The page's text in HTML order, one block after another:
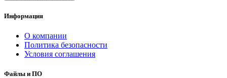
Информация
О компании
Политика безопасности
Условия соглашения
Файлы и ПО